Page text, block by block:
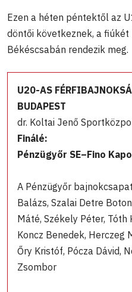
Ezen a héten péntektől az
döntői következnek, a
Békéscsabán rendezik meg.
U20-AS
BUDAPEST
dr. Koltai Jenő
Finálé:
Pénzügyőr SE–Fino
A Pénzügyőr
Balázs, Szalai Detre
Máté, Székely Péter,
Koncz Benedek, Herczeg
Őry Kristóf, Pócza Dávid,
Zsombor